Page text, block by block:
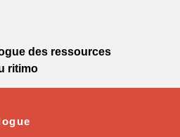
des ressources
ritimo